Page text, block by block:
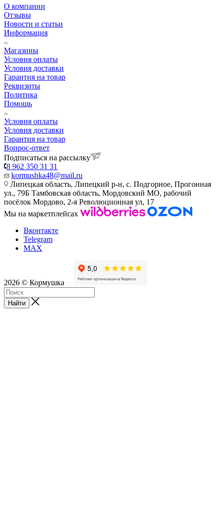
О компании
Отзывы
Новости и статьи
Информация
Магазины
Условия оплаты
Условия доставки
Гарантия на товар
Реквизиты
Политика
Помощь
Условия оплаты
Условия доставки
Гарантия на товар
Вопрос-ответ
Подписаться на рассылку
8 962 350 31 31
kormushka48@mail.ru
Липецкая область, Липецкий р-н, с. Подгорное, Прогонная
ул., 79Б Тамбовская область, Мордовский МО, рабочий
посёлок Мордово, 2-я Революционная ул, 17
Мы на маркетплейсах
Вконтакте
Telegram
MAX
2026 © Кормушка
Найти